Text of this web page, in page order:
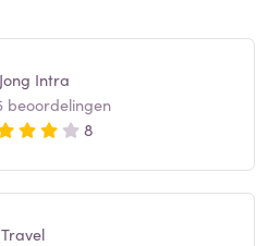
Intra
beoordelingen
8